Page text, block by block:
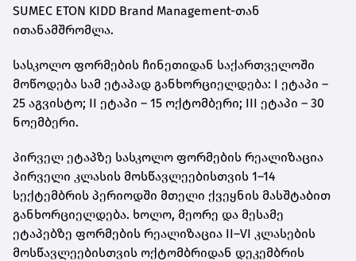
SUMEC ETON KIDD Brand Management-თან
ითანამშრომლა.
სასკოლო ფორმების ჩინეთიდან საქართველოში
მოწოდება სამ ეტაპად განხორციელდება: I ეტაპი –
25 აგვისტო; II ეტაპი – 15 ოქტომბერი; III ეტაპი – 30
ნოემბერი.
პირველ ეტაპზე სასკოლო ფორმების რეალიზაცია
პირველი კლასის მოსწავლეებისთვის 1–14
სექტემბრის პერიოდში მთელი ქვეყნის მასშტაბით
განხორციელდება. ხოლო, მეორე და მესამე
ეტაპებზე ფორმების რეალიზაცია II–VI კლასების
მოსწავლეებისთვის ოქტომბრიდან დეკემბრის